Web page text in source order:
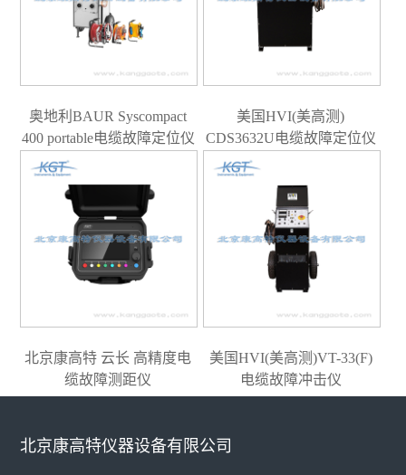
奥地利BAUR Syscompact
400 portable电缆故障定位仪
美国HVI(美高测)
CDS3632U电缆故障定位仪
北京康高特 云长 高精度电
缆故障测距仪
美国HVI(美高测)VT-33(F)
电缆故障冲击仪
北京康高特仪器设备有限公司